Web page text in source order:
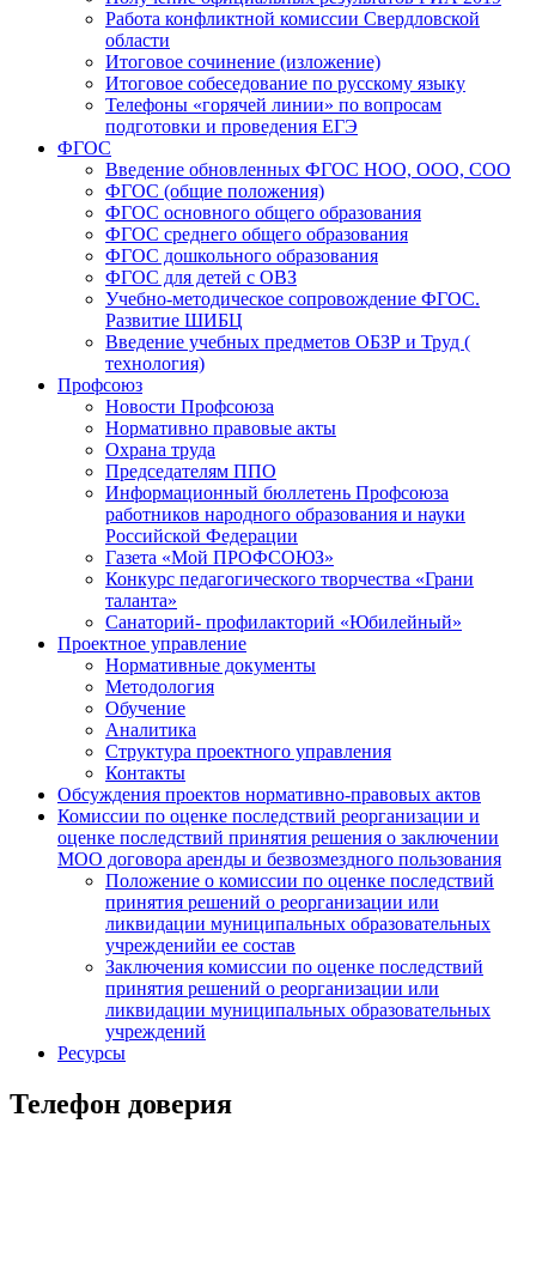
Работа конфликтной комиссии Свердловской
области
Итоговое сочинение (изложение)
Итоговое собеседование по русскому языку
Телефоны «горячей линии» по вопросам
подготовки и проведения ЕГЭ
ФГОС
Введение обновленных ФГОС НОО, ООО, СОО
ФГОС (общие положения)
ФГОС основного общего образования
ФГОС среднего общего образования
ФГОС дошкольного образования
ФГОС для детей с ОВЗ
Учебно-методическое сопровождение ФГОС.
Развитие ШИБЦ
Введение учебных предметов ОБЗР и Труд (
технология)
Профсоюз
Новости Профсоюза
Нормативно правовые акты
Охрана труда
Председателям ППО
Информационный бюллетень Профсоюза
работников народного образования и науки
Российской Федерации
Газета «Мой ПРОФСОЮЗ»
Конкурс педагогического творчества «Грани
таланта»
Санаторий- профилакторий «Юбилейный»
Проектное управление
Нормативные документы
Методология
Обучение
Аналитика
Структура проектного управления
Контакты
Обсуждения проектов нормативно-правовых актов
Комиссии по оценке последствий реорганизации и
оценке последствий принятия решения о заключении
МОО договора аренды и безвозмездного пользования
Положение о комиссии по оценке последствий
принятия решений о реорганизации или
ликвидации муниципальных образовательных
учрежденийи ее состав
Заключения комиссии по оценке последствий
принятия решений о реорганизации или
ликвидации муниципальных образовательных
учреждений
Ресурсы
Телефон доверия